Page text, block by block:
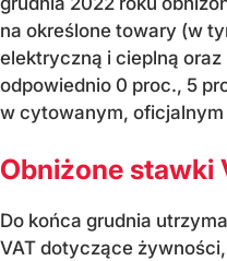
na określone towary (w
elektryczną i cieplną
odpowiednio 0 proc., 5
w cytowanym, oficjalnym
Obniżone stawki
Do końca grudnia
VAT dotyczące